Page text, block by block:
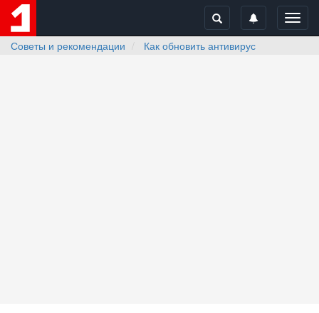
Советы и рекомендации
Как обновить антивирус